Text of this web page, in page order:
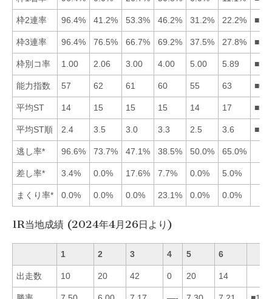
枠2連率 96.4% 41.2% 53.3% 46.2% 31.2% 22.2%
枠3連率 96.4% 76.5% 66.7% 69.2% 37.5% 27.8%
枠別コ率 1.00 2.06 3.00 4.00 5.00 5.89
能力指数 57 62 61 60 55 63
平均ST 14 15 15 15 14 17
平均ST順 2.4 3.5 3.0 3.3 2.5 3.6
逃し率* 96.6% 73.7% 47.1% 38.5% 50.0% 65.0%
差し率* 3.4% 0.0% 17.6% 7.7% 0.0% 5.0%
まくり率* 0.0% 0.0% 0.0% 23.1% 0.0% 0.0%
1R当地成績 (2024年4月26日より)
1 2 3 4 5 6
出走数 10 20 42 0 20 14